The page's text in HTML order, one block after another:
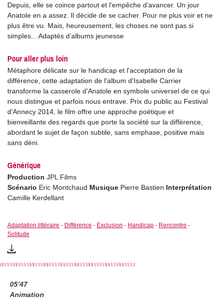
Depuis, elle se coince partout et l’empêche d’avancer. Un jour
Anatole en a assez. Il décide de se cacher. Pour ne plus voir et ne
plus être vu. Mais, heureusement, les choses ne sont pas si
simples... Adaptés d’albums jeunesse
Pour aller plus loin
Métaphore délicate sur le handicap et l'acceptation de la
différence, cette adaptation de l'album d'Isabelle Carrier
transforme la casserole d'Anatole en symbole universel de ce qui
nous distingue et parfois nous entrave. Prix du public au Festival
d'Annecy 2014, le film offre une approche poétique et
bienveillante des regards que porte la société sur la différence,
abordant le sujet de façon subtile, sans emphase, positive mais
sans déni.
Générique
Production JPL Films
Scénario Eric Montchaud Musique Pierre Bastien Interprétation
Camille Kerdellant
Adaptation littéraire - Différence - Exclusion - Handicap - Rencontre -
Solitude
05’47
Animation